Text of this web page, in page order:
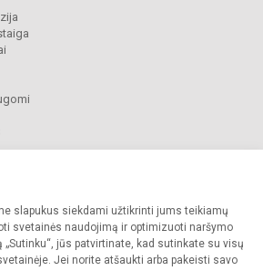
slapukus siekdami užtikrinti jums teikiamų
svetainės naudojimą ir optimizuoti naršymo
„Sutinku“, jūs patvirtinate, kad sutinkate su visų
Jei norite atšaukti arba pakeisti savo
progimnazijos administracijos sutikimo griežtai
draudžiama.
paraiška Slapukų valdymas